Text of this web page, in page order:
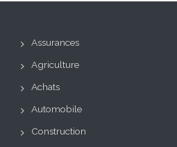
Assurances
Agriculture
Achats
Automobile
Construction